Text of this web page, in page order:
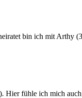
bin ich mit Arthy
Hier fühle ich mich